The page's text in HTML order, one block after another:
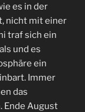
es in der
nicht mit einer
traf sich ein
und es
ein
Immer
das
Ende August